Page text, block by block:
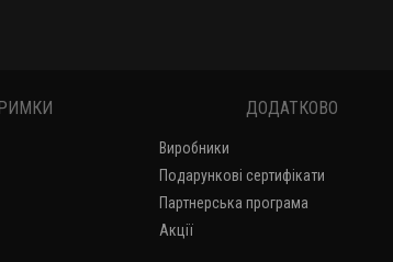
ДОДАТКОВО
Виробники
Подарункові сертифікати
Партнерська програма
Акції